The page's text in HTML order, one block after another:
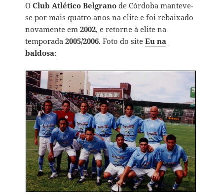
OClub Atlético Belgrano de Córdoba manteve-
se por mais quatro anos na elite e foi rebaixado
novamente em2002, e retorne à elite na
temporada2005/2006. Foto do siteEu na
baldosa: